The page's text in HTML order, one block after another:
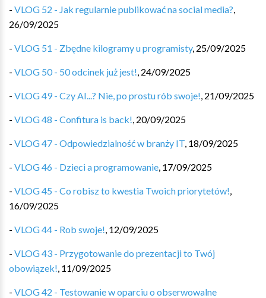
- VLOG 52 - Jak regularnie publikować na social media?,
26/09/2025
- VLOG 51 - Zbędne kilogramy u programisty, 25/09/2025
- VLOG 50 - 50 odcinek już jest!, 24/09/2025
- VLOG 49 - Czy AI...? Nie, po prostu rób swoje!, 21/09/2025
- VLOG 48 - Confitura is back!, 20/09/2025
- VLOG 47 - Odpowiedzialność w branży IT, 18/09/2025
- VLOG 46 - Dzieci a programowanie, 17/09/2025
- VLOG 45 - Co robisz to kwestia Twoich priorytetów!,
16/09/2025
- VLOG 44 - Rob swoje!, 12/09/2025
- VLOG 43 - Przygotowanie do prezentacji to Twój
obowiązek!, 11/09/2025
- VLOG 42 - Testowanie w oparciu o obserwowalne